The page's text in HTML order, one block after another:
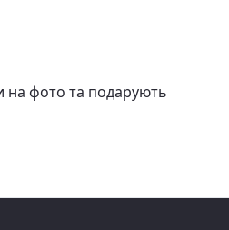
на фото та подарують